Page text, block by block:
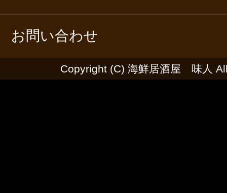
お問い合わせ
Copyright (C) 海鮮居酒屋 味人